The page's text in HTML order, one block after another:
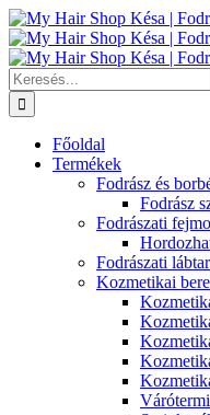
Kihagyás
Keresés...
Főoldal
Termékek
Fodrász és
Fodrász
Fodrászati
Fodrászati
Kozmetikai